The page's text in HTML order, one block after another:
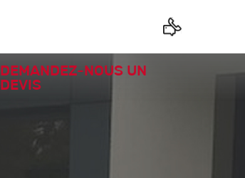
DEMANDEZ-NOUS UN
DEVIS